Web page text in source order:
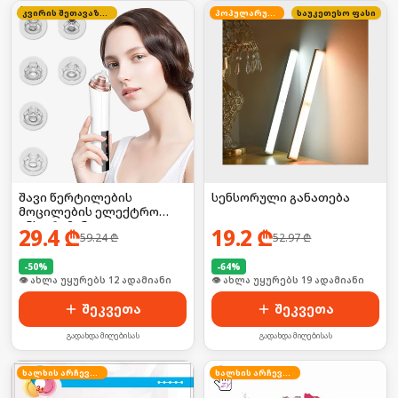
კვირის შეთავაზება
შავი წერტილების
მოცილების ელექტრო
ინსტრუმენტი
29.4₾59.24₾
-50%
🛒 ბოლო 24სთ-ში იყიდა 15-მა
შეკვეთა
გადახდა მიღებისას
პოპულარული საუკეთესო ფასი
სენსორული განათება
19.2 ₾52.97₾
-64%
🛒 ბოლო 24სთ-ში იყიდა 2-მა
შეკვეთა
გადახდა მიღებისას
ხალხის არჩევანი ხალხის არჩევანი